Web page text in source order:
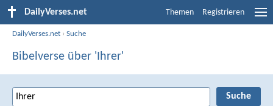
DailyVerses.net Themen Registrieren
DailyVerses.net ›Suche
Bibelverse über 'Ihrer'